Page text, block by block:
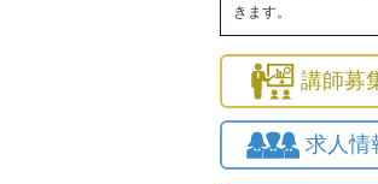
きます。
講師募
求人情